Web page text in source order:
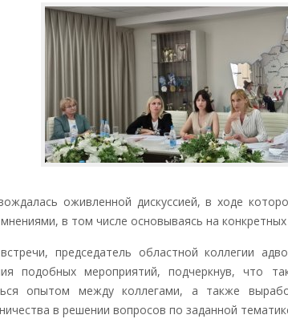
оживленной дискуссией, в ходе
в том числе основываясь на конкретных
председатель областной коллегии
подобных мероприятий, подчеркнув, что
опытом между коллегами, а также
в решении вопросов по заданной